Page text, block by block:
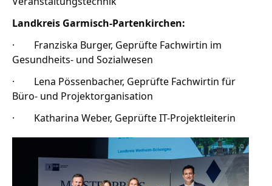
Landkreis Garmisch-Partenkirchen:
· Franziska Burger, Geprüfte Fachwirtin im
Gesundheits- und Sozialwesen
· Lena Pössenbacher, Geprüfte Fachwirtin für
Büro- und Projektorganisation
· Katharina Weber, Geprüfte IT-Projektleiterin